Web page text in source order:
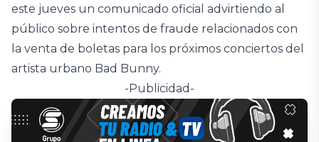
este jueves un comunicado oficial advirtiendo al
público sobre intentos de fraude relacionados con
la venta de boletas para los próximos conciertos del
artista urbano Bad Bunny.
-Publicidad-